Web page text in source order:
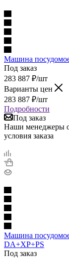
Машина
Под заказ
283 887 ₽/шт
Варианты цен
283 887 ₽/шт
Подробности
Под заказ
Наши менеджеры
условия заказа
Машина
DA+XP+PS
Под заказ